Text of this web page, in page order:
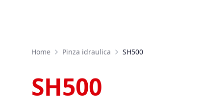
Home Pinza idraulica SH500
SH500